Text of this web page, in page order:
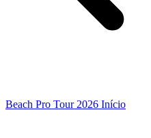
Beach Pro Tour 2026 Início